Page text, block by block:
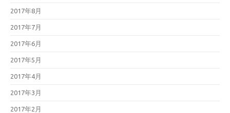
2017年8月
2017年7月
2017年6月
2017年5月
2017年4月
2017年3月
2017年2月